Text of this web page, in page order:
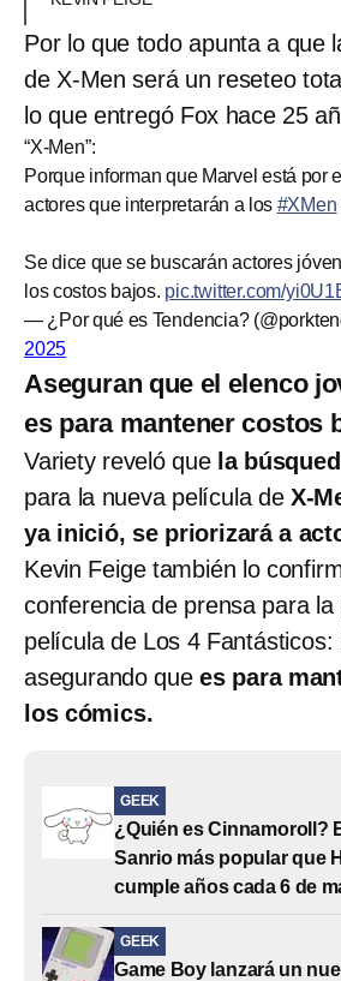
Por lo que todo apunta a que
de X-Men será un reseteo
lo que entregó Fox hace 25
“X-Men”:
Porque informan que Marvel está por
actores que interpretarán a los #XMen
Se dice que se buscarán actores
los costos bajos. pic.twitter.com/
— ¿Por qué es Tendencia?
2025
Aseguran que el elenco
es para mantener costos
Variety reveló quela
para la nueva película deX-
ya inició, se priorizará a
Kevin Feige también lo
conferencia de prensa para
película de Los 4
asegurando quees para
los cómics.
GEEK
¿Quién es Cinnamoroll?
Sanrio más popular que
cumple años cada 6 de
GEEK
Game Boy lanzará un